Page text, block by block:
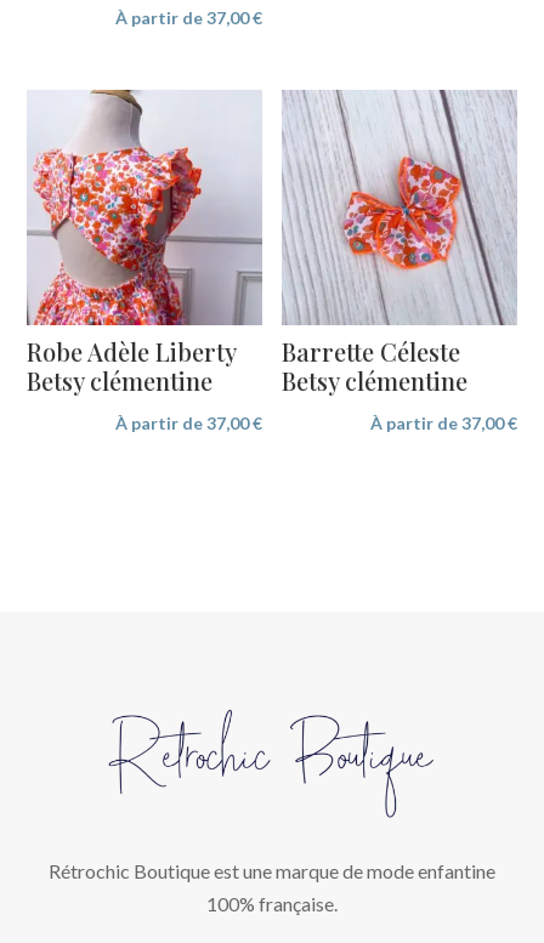
À partir de37,00€
Robe Adèle Liberty
Betsy clémentine
À partir de37,00€
Barrette Céleste
Betsy clémentine
À partir de37,00€
Rétrochic Boutique est une marque de mode enfantine
100% française.